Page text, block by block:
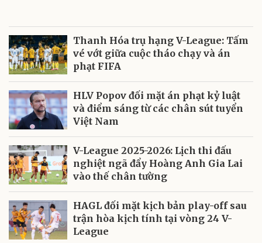
Thanh Hóa trụ hạng V-League: Tấm
vé vớt giữa cuộc tháo chạy và án
phạt FIFA
HLV Popov đối mặt án phạt kỷ luật
và điểm sáng từ các chân sút tuyển
Việt Nam
V-League 2025-2026: Lịch thi đấu
nghiệt ngã đẩy Hoàng Anh Gia Lai
vào thế chân tường
HAGL đối mặt kịch bản play-off sau
trận hòa kịch tính tại vòng 24 V-
League